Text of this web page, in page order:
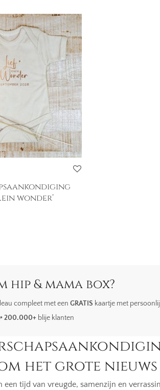
wonder’
hip & mama box?
compleet met een GRATIS kaartje met
200.000+ blije klanten
het grote
een tijd van vreugde, samenzijn en